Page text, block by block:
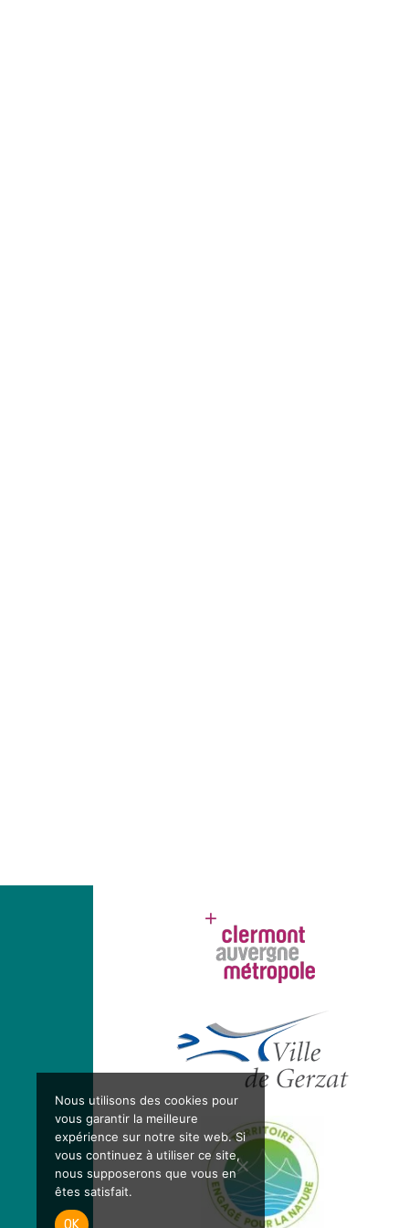
Nous utilisons des cookies pour
vous garantir la meilleure
expérience sur notre site web. Si
vous continuez à utiliser ce site,
nous supposerons que vous en
êtes satisfait.
OK